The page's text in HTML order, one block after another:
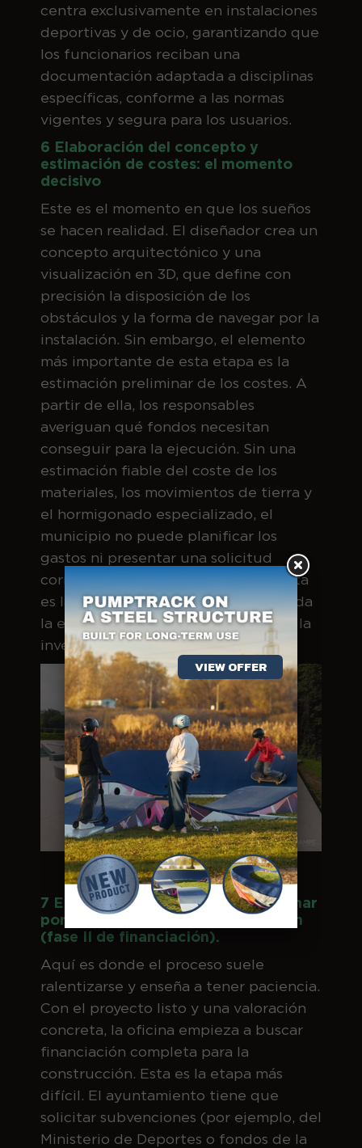
centra exclusivamente en instalaciones
deportivas y de ocio, garantizando que
los funcionarios reciban una
documentación adaptada a disciplinas
específicas, conforme a las normas
vigentes y segura para los usuarios.
6 Elaboración del concepto y
estimación de costes: el momento
decisivo
Este es el momento en que los sueños
se hacen realidad. El diseñador crea un
concepto arquitectónico y una
visualización en 3D, que define con
precisión la disposición de los
obstáculos y la forma de navegar por la
instalación. Sin embargo, el elemento
más importante de esta etapa es la
estimación preliminar de los costes. A
partir de ella, los responsables
averiguan qué fondos necesitan
conseguir para la ejecución. Sin una
estimación fiable del coste de los
materiales, los movimientos de tierra y
el hormigonado especializado, el
municipio no puede planificar los
gastos ni presentar una solicitud
correcta de financiación externa. Esta
es la base sobre la que se asienta toda
la estrategia financiera posterior de la
inversión.
Skatepark en Wojkowice
7 Elaborar la documentación y luchar
por los fondos para la construcción
(fase II de financiación).
Aquí es donde el proceso suele
ralentizarse y enseña a tener paciencia.
Con el proyecto listo y una valoración
concreta, la oficina empieza a buscar
financiación completa para la
construcción. Esta es la etapa más
difícil. El ayuntamiento tiene que
solicitar subvenciones (por ejemplo, del
Ministerio de Deportes o fondos de la
VIEW OFFER